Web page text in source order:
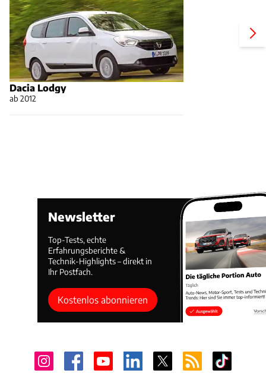
Dacia Lodgy
ab 2012
Newsletter
Top-Tests, echte
Erfahrungsberichte &
Technik-Highlights – direkt in
Ihr Postfach.
Kostenlos abonnieren